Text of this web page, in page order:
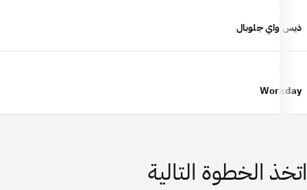
ذيس واي جلوبال
Workday
اتخذ الخطوة التالية